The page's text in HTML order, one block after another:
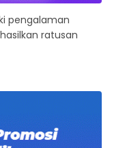
pengalaman
ratusan